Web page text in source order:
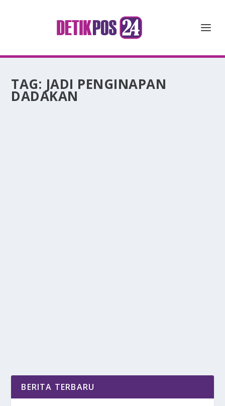
TAG: JADI PENGINAPAN
DADAKAN
BERITA TERBARU